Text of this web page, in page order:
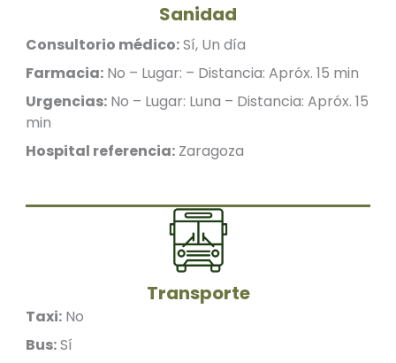
Sanidad
Consultorio médico:Sí, Un día
Farmacia: No – Lugar: – Distancia: Apróx. 15 min
Urgencias: No – Lugar: Luna – Distancia: Apróx. 15
min
Hospital referencia: Zaragoza
Transporte
Taxi: No
Bus:Sí